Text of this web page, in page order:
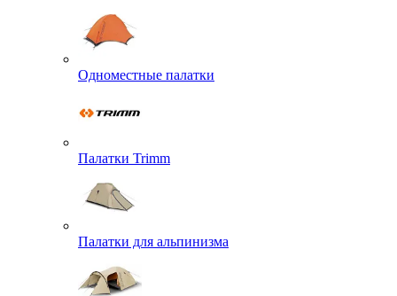
Одноместные палатки
Палатки Trimm
Палатки для альпинизма